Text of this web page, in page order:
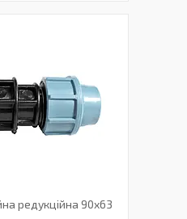
редукційна 90х63